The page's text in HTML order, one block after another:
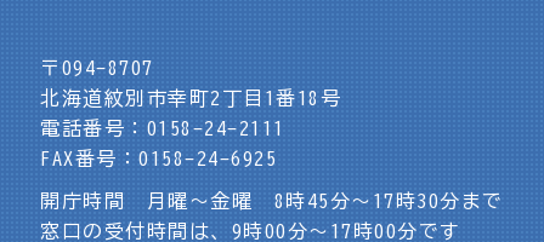
〒094-8707
北海道紋別市幸町2丁目1番18号
電話番号：0158-24-2111
FAX番号：0158-24-6925
開庁時間 月曜～金曜 8時45分～17時30分まで
窓口の受付時間は、9時00分～17時00分です